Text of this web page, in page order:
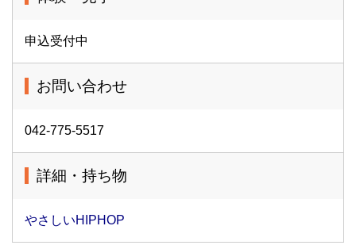
申込受付中
お問い合わせ
042-775-5517
詳細・持ち物
やさしいHIPHOP